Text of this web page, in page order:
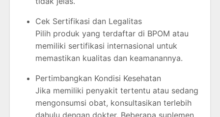
Cek Sertifikasi dan Legalitas
Pilih produk yang terdaftar di BPOM atau
memiliki sertifikasi internasional untuk
memastikan kualitas dan keamanannya.
Pertimbangkan Kondisi Kesehatan
Jika memiliki penyakit tertentu atau sedang
mengonsumsi obat, konsultasikan terlebih
dahulu dengan dokter. Beberapa suplemen